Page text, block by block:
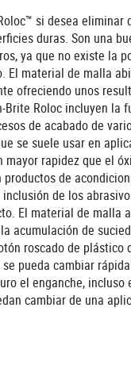
si desea
duras. Son una
ya que no existe la
material de malla
ofreciendo unos
Roloc incluyen la
de acabado de
se suele usar en
rapidez que el
de
de los
El material de malla
de
roscado de
pueda cambiar
el enganche,
cambiar de una